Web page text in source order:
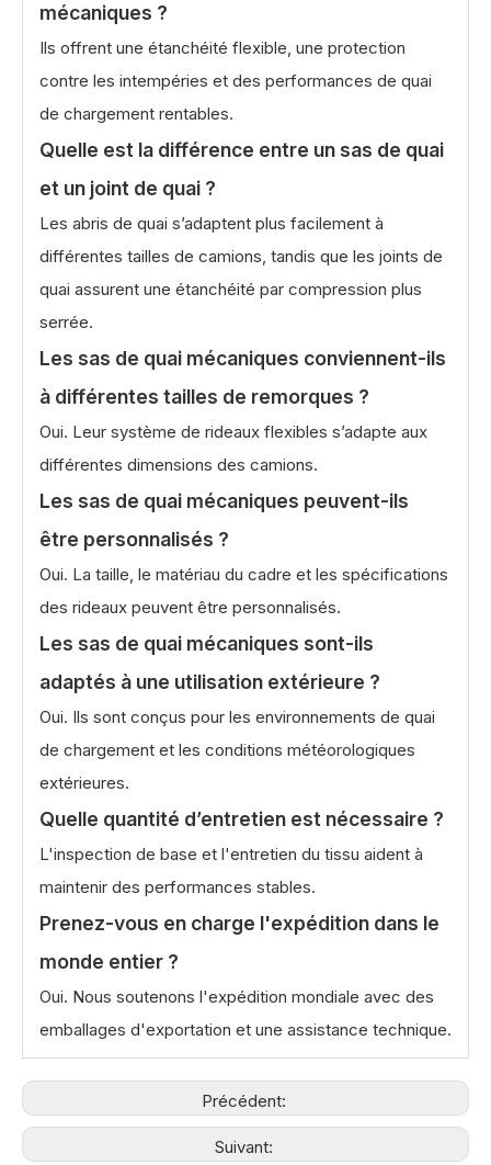
mécaniques ?
Ils offrent une étanchéité flexible, une protection
contre les intempéries et des performances de quai
de chargement rentables.
Quelle est la différence entre un sas de quai
et un joint de quai ?
Les abris de quai s’adaptent plus facilement à
différentes tailles de camions, tandis que les joints de
quai assurent une étanchéité par compression plus
serrée.
Les sas de quai mécaniques conviennent-ils
à différentes tailles de remorques ?
Oui. Leur système de rideaux flexibles s’adapte aux
différentes dimensions des camions.
Les sas de quai mécaniques peuvent-ils
être personnalisés ?
Oui. La taille, le matériau du cadre et les spécifications
des rideaux peuvent être personnalisés.
Les sas de quai mécaniques sont-ils
adaptés à une utilisation extérieure ?
Oui. Ils sont conçus pour les environnements de quai
de chargement et les conditions météorologiques
extérieures.
Quelle quantité d’entretien est nécessaire ?
L'inspection de base et l'entretien du tissu aident à
maintenir des performances stables.
Prenez-vous en charge l'expédition dans le
monde entier ?
Oui. Nous soutenons l'expédition mondiale avec des
emballages d'exportation et une assistance technique.
Précédent:
Suivant: